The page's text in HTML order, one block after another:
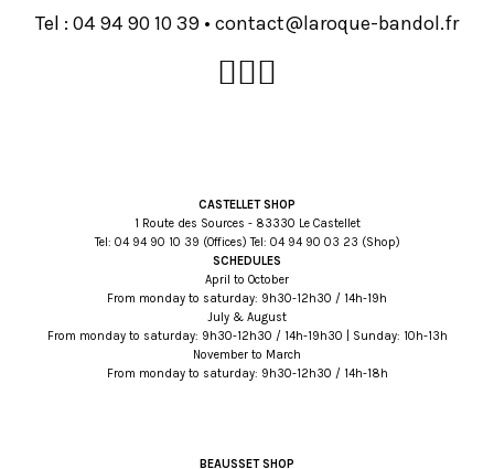
Tel : rf.lodnab-euqoral@tcatnoc
•
93 01 09 49 40
CASTELLET SHOP
1 Route des Sources - 83330 Le Castellet
Tel: 93 01 09 49 40 (Offices) Tel: 32 30 09 49 40 (Shop)
SCHEDULES
April to October
From monday to saturday: 9h30-12h30 / 14h-19h
July & August
From monday to saturday: 9h30-12h30 / 14h-19h30 | Sunday: 10h-13h
November to March
From monday to saturday: 9h30-12h30 / 14h-18h
BEAUSSET SHOP